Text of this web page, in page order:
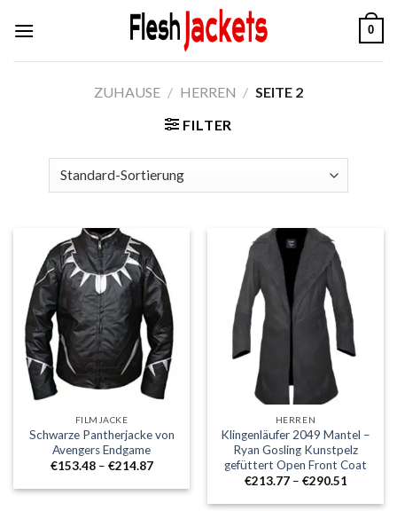
Inhalt
0
ZUHAUSE / HERREN / SEITE 2
FILTER
FILMJACKE
Schwarze Pantherjacke von
Avengers Endgame
€153.48 – €214.87Preisklasse:
durch
HERREN
Klingenläufer 2049 Mantel –
Ryan Gosling Kunstpelz
gefüttert Open Front Coat
€213.77 – €290.51
durch